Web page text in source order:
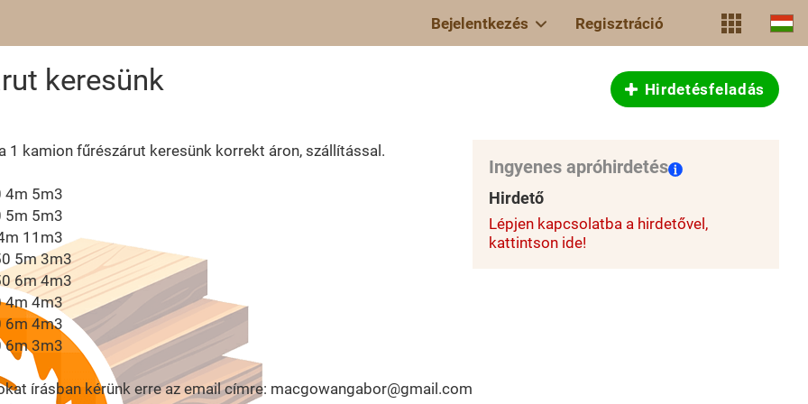
Bejelentkezés Regisztráció
keresünk Hirdetésfeladás
1 kamion fűrészárut keresünk korrekt áron, szállítással.
4m 5m3
5m 5m3
11m3
5m 3m3
6m 4m3
4m 4m3
6m 4m3
6m 3m3
írásban kérünk erre az email címre: macgowangabor@gmail.com
Ingyenes apróhirdetés
Hirdető
Lépjen kapcsolatba a hirdetővel,
kattintson ide!